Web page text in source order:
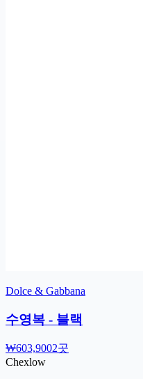
Dolce & Gabbana
수영복 - 블랙
₩603,9002곳
Chexlow